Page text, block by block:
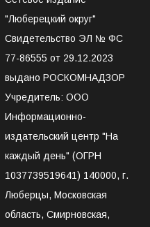
"Люберецкий округ"
Свидетельство ЭЛ № ФС
77-86555 от 29.12.2023
выдано РОСКОМНАДЗОР
Учредитель: ООО
Информационно-
издательский центр "На
каждый день" (ОГРН
1037739519641) 140000, г.
Люберцы, Московская
область, Смирновская,